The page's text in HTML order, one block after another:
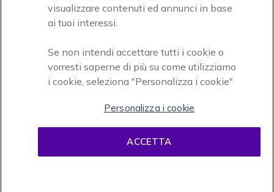
Onedirect, azienda del gruppo INCEPT
Condizioni di vendita
visualizzare contenuti ed annunci in base
ai tuoi interessi.
Se non intendi accettare tutti i cookie o
vorresti saperne di più su come utilizziamo
i cookie, seleziona "Personalizza i cookie"
Personalizza i cookie
ACCETTA